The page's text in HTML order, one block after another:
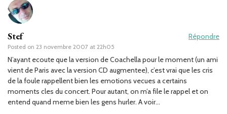
Stef
Posted on 23 novembre 2007 at 22h05
Répondre
N’ayant ecoute que la version de Coachella pour le moment (un ami
vient de Paris avec la version CD augmentee), c’est vrai que les cris
de la foule rappellent bien les emotions vecues a certains
moments cles du concert. Pour autant, on m’a file le rappel et on
entend quand meme bien les gens hurler. A voir…